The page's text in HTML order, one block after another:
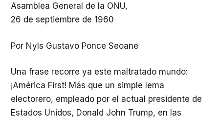
Asamblea General de la ONU,
26 de septiembre de 1960
Por Nyls Gustavo Ponce Seoane
Una frase recorre ya este maltratado mundo:
¡América First! Más que un simple lema
electorero, empleado por el actual presidente de
Estados Unidos, Donald John Trump, en las